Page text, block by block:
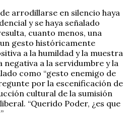
arrodillarse en silencio haya
y se haya señalado
cuanto menos, una
gesto históricamente
a la humildad y la muestra
negativa a la servidumbre y la
como “gesto enemigo de
por la escenificación de
cultural de la sumisión
“Querido Poder, ¿es que